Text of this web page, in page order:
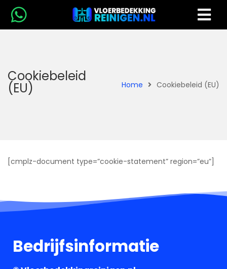
Cookiebeleid
(EU) Home Cookiebeleid (EU)
[cmplz-document type=”cookie-statement” region=”eu”]
Bedrijfsinformatie